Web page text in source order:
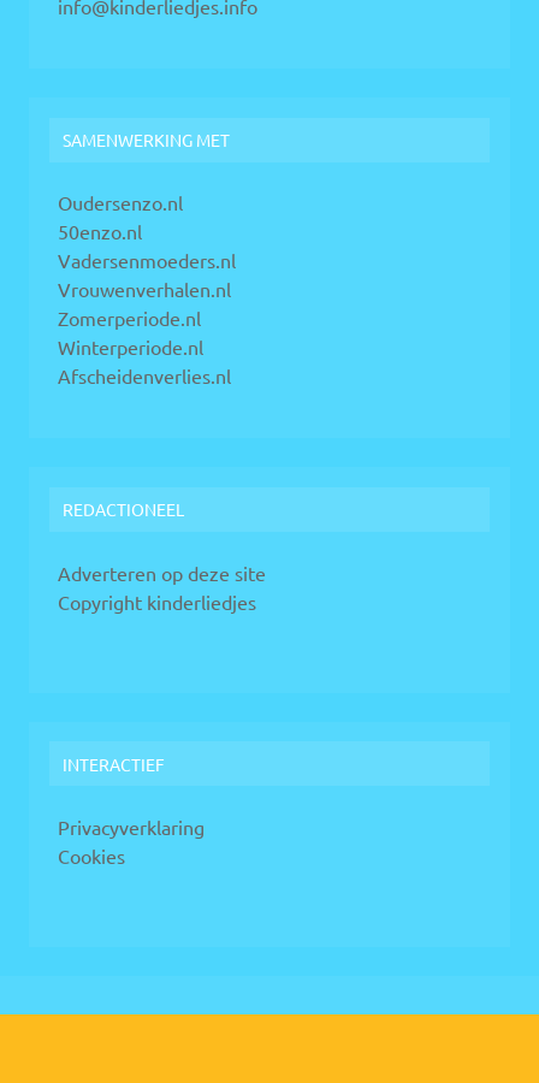
info@kinderliedjes.info
SAMENWERKING MET
Oudersenzo.nl
50enzo.nl
Vadersenmoeders.nl
Vrouwenverhalen.nl
Zomerperiode.nl
Winterperiode.nl
Afscheidenverlies.nl
REDACTIONEEL
Adverteren op deze site
Copyright kinderliedjes
INTERACTIEF
Privacyverklaring
Cookies